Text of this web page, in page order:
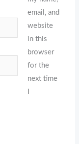
email, and
website
in this
browser
for the
next time